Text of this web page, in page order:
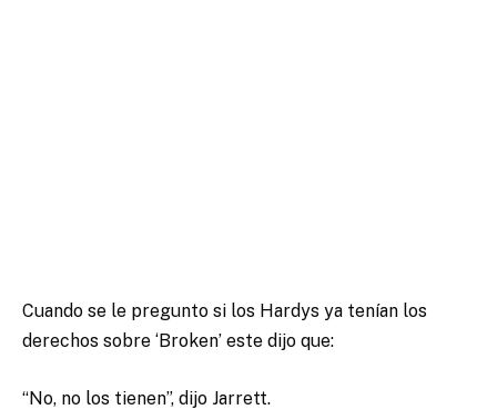
Cuando se le pregunto si los Hardys ya tenían los
derechos sobre ‘Broken’ este dijo que:
“No, no los tienen”, dijo Jarrett.